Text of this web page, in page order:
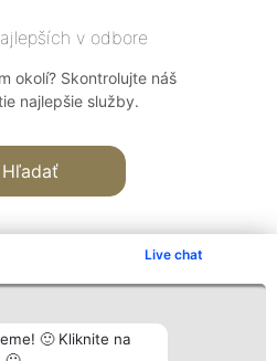
Live chat
🙂 Kliknite na
v odbore
okolí? Skontrolujte náš
najlepšie služby.
Hľadať
Kontakt
Kontakt